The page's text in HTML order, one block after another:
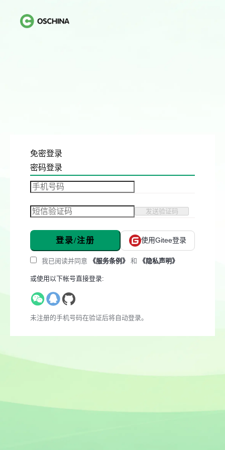
免密登录
密码登录
发送验证码
登录/注册 使用Gitee登录
我已阅读并同意 《服务条例》 和 《隐私声明》
或使用以下帐号直接登录:
未注册的手机号码在验证后将自动登录。